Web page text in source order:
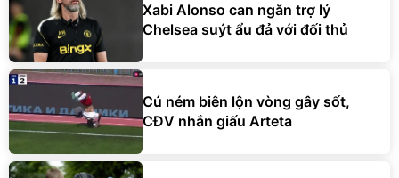
Xabi Alonso can ngăn trợ lý
Chelsea suýt ẩu đả với đối thủ
Cú ném biên lộn vòng gây sốt,
CĐV nhắn giấu Arteta